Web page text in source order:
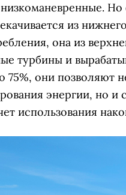
из
она из
турбины и
75%, они позволяют
энергии, но и
использования